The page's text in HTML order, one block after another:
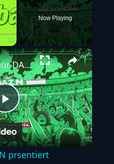
Fullscreen
Now Playing
Play
Video
NFL-Action pur DAZN prsentiert vollgepacktes Programm in Woche 6
prsentiert